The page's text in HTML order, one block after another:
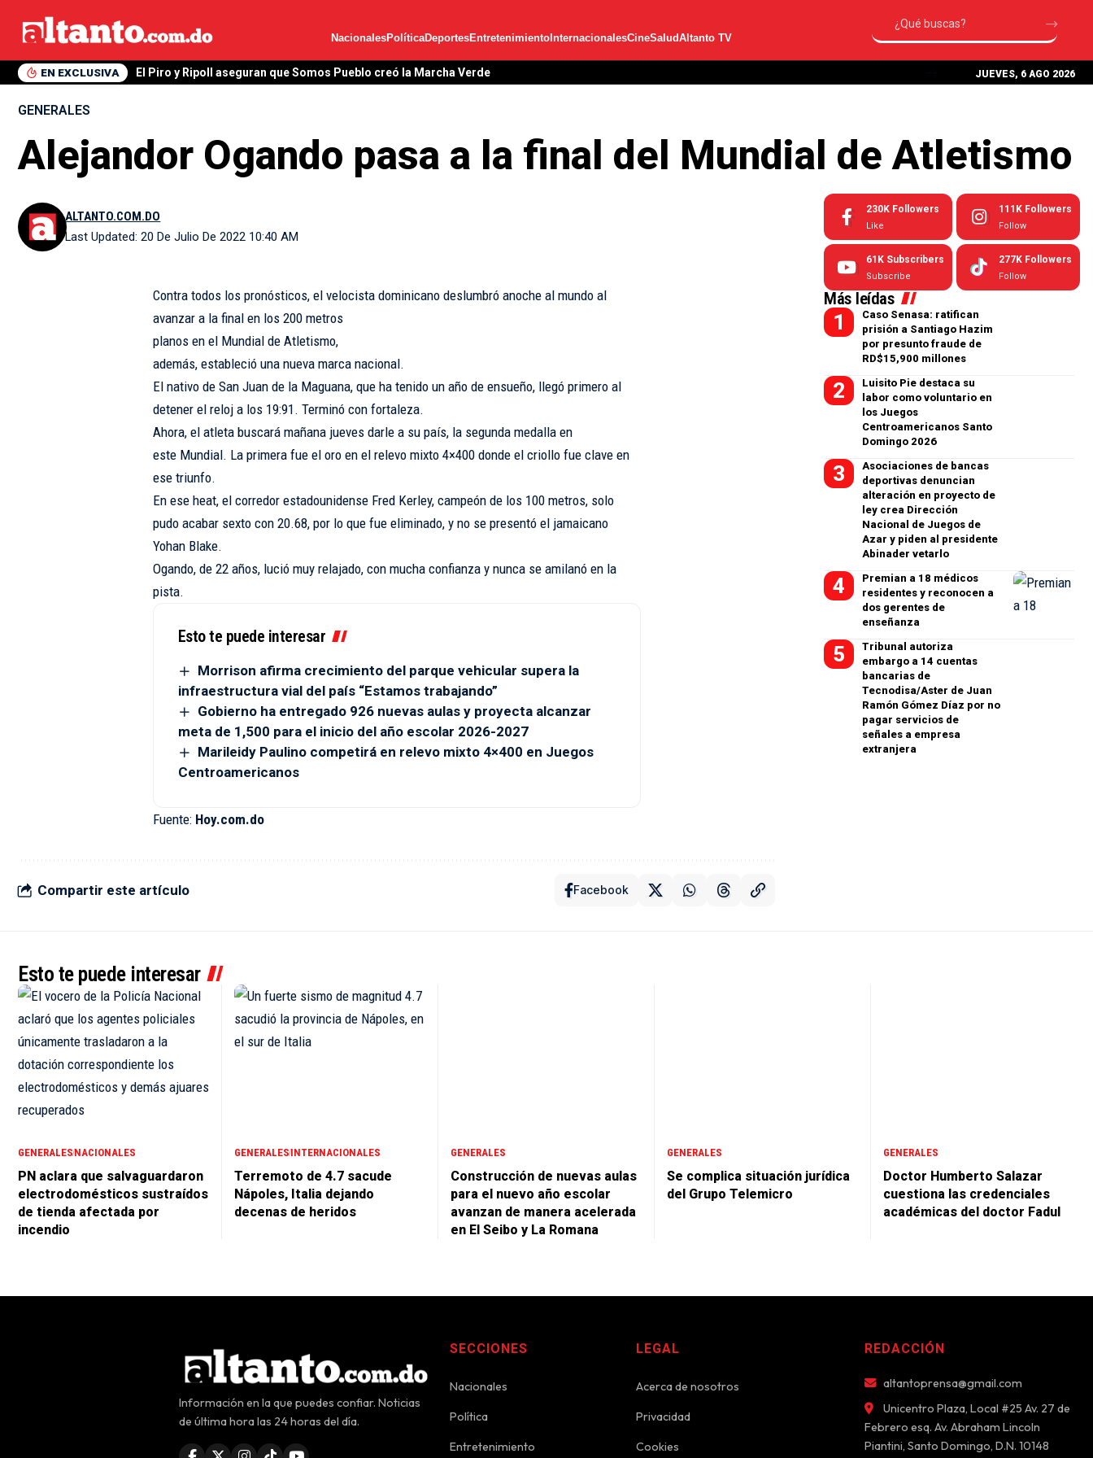
NacionalesPolíticaDeportesEntretenimiento InternacionalesCineSaludAltanto TV
EN EXCLUSIVA El Piro y Ripoll aseguran que Somos Pueblo creó la Marcha Verde JUEVES, 6 AGO 2026
GENERALES
Alejandor Ogando pasa a la final del Mundial de Atletismo
Last Updated: 20 De Julio De 2022 10:40 AM
ALTANTO.COM.DO
Contra todos los pronósticos, el velocista dominicano deslumbró anoche al mundo al
avanzar a la final en los 200 metros
planos en el Mundial de Atletismo,
además, estableció una nueva marca nacional.
El nativo de San Juan de la Maguana, que ha tenido un año de ensueño, llegó primero al
detener el reloj a los 19:91. Terminó con fortaleza.
Ahora, el atleta buscará mañana jueves darle a su país, la segunda medalla en
este Mundial. La primera fue el oro en el relevo mixto 4×400 donde el criollo fue clave en
ese triunfo.
En ese heat, el corredor estadounidense Fred Kerley, campeón de los 100 metros, solo
pudo acabar sexto con 20.68, por lo que fue eliminado, y no se presentó el jamaicano
Yohan Blake.
Ogando, de 22 años, lució muy relajado, con mucha confianza y nunca se amilanó en la
pista.
Esto te puede interesar
Morrison afirma crecimiento del parque vehicular supera la
infraestructura vial del país “Estamos trabajando”
Gobierno ha entregado 926 nuevas aulas y proyecta alcanzar
meta de 1,500 para el inicio del año escolar 2026-2027
Marileidy Paulino competirá en relevo mixto 4×400 en Juegos
Centroamericanos
Fuente: Hoy.com.do
Compartir este artículo Facebook
230K Followers
Like
111K Followers
Follow
61K Subscribers
Subscribe
277K Followers
Follow
Más leídas
Caso Senasa: ratifican
prisión a Santiago Hazim
por presunto fraude de
RD$15,900 millones
Luisito Pie destaca su
labor como voluntario en
los Juegos
Centroamericanos Santo
Domingo 2026
Asociaciones de bancas
deportivas denuncian
alteración en proyecto de
ley crea Dirección
Nacional de Juegos de
Azar y piden al presidente
Abinader vetarlo
Premian a 18 médicos
residentes y reconocen a
dos gerentes de
enseñanza
Tribunal autoriza
embargo a 14 cuentas
bancarias de
Tecnodisa/Aster de Juan
Ramón Gómez Díaz por no
pagar servicios de
señales a empresa
extranjera
Esto te puede interesar
GENERALESNACIONALES
PN aclara que salvaguardaron
electrodomésticos sustraídos
de tienda afectada por
incendio
GENERALESINTERNACIONALES
Terremoto de 4.7 sacude
Nápoles, Italia dejando
decenas de heridos
GENERALES
Construcción de nuevas aulas
para el nuevo año escolar
avanzan de manera acelerada
en El Seibo y La Romana
GENERALES
Se complica situación jurídica
del Grupo Telemicro
GENERALES
Doctor Humberto Salazar
cuestiona las credenciales
académicas del doctor Fadul
Información en la que puedes confiar. Noticias
de última hora las 24 horas del día.
SECCIONES
Nacionales
Política
Entretenimiento
LEGAL
Acerca de nosotros
Privacidad
Cookies
REDACCIÓN
altantoprensa@gmail.com
Unicentro Plaza, Local #25 Av. 27 de
Febrero esq. Av. Abraham Lincoln
Piantini, Santo Domingo, D.N. 10148